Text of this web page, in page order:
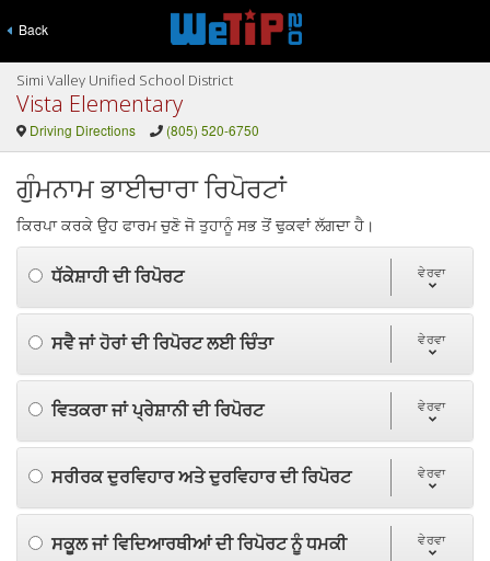
Back
Simi Valley Unified School District
Vista Elementary
Driving Directions (805) 520-6750
ਗੁੰਮਨਾਮ ਭਾਈਚਾਰਾ ਰਿਪੋਰਟਾਂ
ਕਿਰਪਾ ਕਰਕੇ ਉਹ ਫਾਰਮ ਚੁਣੋ ਜੋ ਤੁਹਾਨੂੰ ਸਭ ਤੋਂ ਢੁਕਵਾਂ ਲੱਗਦਾ ਹੈ।
ਧੱਕੇਸ਼ਾਹੀ ਦੀ ਰਿਪੋਰਟ ਵੇਰਵਾ
ਸਵੈ ਜਾਂ ਹੋਰਾਂ ਦੀ ਰਿਪੋਰਟ ਲਈ ਚਿੰਤਾ ਵੇਰਵਾ
ਵਿਤਕਰਾ ਜਾਂ ਪ੍ਰੇਸ਼ਾਨੀ ਦੀ ਰਿਪੋਰਟ ਵੇਰਵਾ
ਸਰੀਰਕ ਦੁਰਵਿਹਾਰ ਅਤੇ ਦੁਰਵਿਹਾਰ ਦੀ ਰਿਪੋਰਟ ਵੇਰਵਾ
ਸਕੂਲ ਜਾਂ ਵਿਦਿਆਰਥੀਆਂ ਦੀ ਰਿਪੋਰਟ ਨੂੰ ਧਮਕੀ ਵੇਰਵਾ